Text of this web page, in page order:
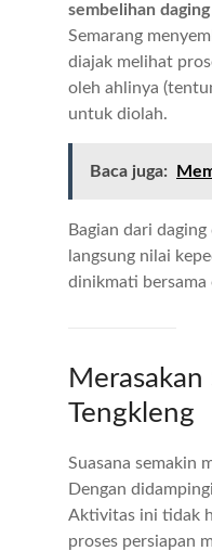
sembelihan
Semarang
diajak melihat
oleh ahlinya
untuk diolah.
Baca juga:
Bagian dari
langsung nilai
dinikmati bersama
Tengkleng
Suasana semakin
Dengan
Aktivitas ini tidak
proses persiapan